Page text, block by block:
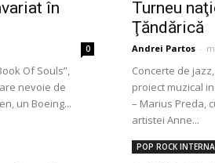
în
0
Of Souls”,
nevoie de
un Boeing...
Turneu
Ţăndărică
Andrei Partos -
Concerte de
proiect muzical
– Marius Preda,
artistei Anne...
POP ROCK